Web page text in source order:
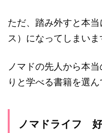
ただ、踏み外すと本
ス）になってしまいま
ノマドの先人から本
りと学べる書籍を選ん
ノマドライフ